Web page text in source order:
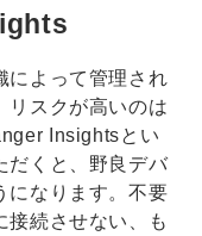
によって管理され
リスクが高いのは
Insightsとい
だくと、野良デバ
になります。不要
接続させない、も